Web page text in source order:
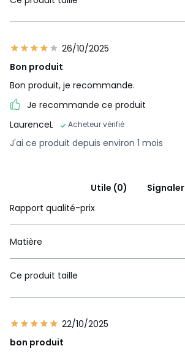
26/10/2025
Bon produit
Bon produit, je recommande.
Je recommande ce produit
LaurenceL
Acheteur vérifié
J'ai ce produit depuis environ 1 mois
Utile (0)
Signaler
Rapport qualité-prix
Matière
Ce produit taille
22/10/2025
bon produit